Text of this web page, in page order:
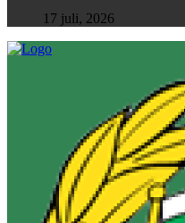
17 juli, 2026